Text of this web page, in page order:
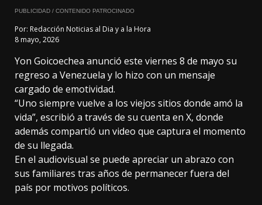
PUBLICIDAD / CONTENIDO PATROCINADO
Por: Redacción Noticias al Dia y a la Hora
8 mayo, 2026
Yon Goicoechea anunció este viernes 8 de mayo su
regreso a Venezuela y lo hizo con un mensaje
cargado de emotividad.
“Uno siempre vuelve a los viejos sitios donde amó la
vida”, escribió a través de su cuenta en X, donde
además compartió un video que captura el momento
de su llegada.
En el audiovisual se puede apreciar un abrazo con
sus familiares tras años de permanecer fuera del
país por motivos políticos.